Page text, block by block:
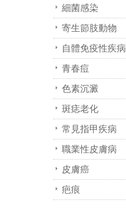
細菌感染
寄生節肢動物
自體免疫性疾病
青春痘
色素沉澱
斑痣老化
常見指甲疾病
職業性皮膚病
皮膚癌
疤痕